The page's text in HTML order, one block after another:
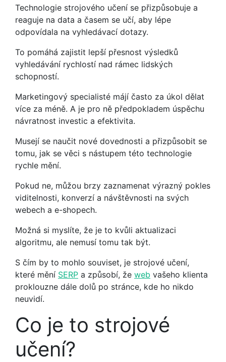
Technologie strojového učení se přizpůsobuje a
reaguje na data a časem se učí, aby lépe
odpovídala na vyhledávací dotazy.
To pomáhá zajistit lepší přesnost výsledků
vyhledávání rychlostí nad rámec lidských
schopností.
Marketingový specialisté májí často za úkol dělat
více za méně. A je pro ně předpokladem úspěchu
návratnost investic a efektivita.
Musejí se naučit nové dovednosti a přizpůsobit se
tomu, jak se věci s nástupem této technologie
rychle mění.
Pokud ne, můžou brzy zaznamenat výrazný pokles
viditelnosti, konverzí a návštěvnosti na svých
webech a e-shopech.
Možná si myslíte, že je to kvůli aktualizaci
algoritmu, ale nemusí tomu tak být.
S čím by to mohlo souviset, je strojové učení,
které mění SERP a způsobí, že web vašeho klienta
proklouzne dále dolů po stránce, kde ho nikdo
neuvidí.
Co je to strojové
učení?